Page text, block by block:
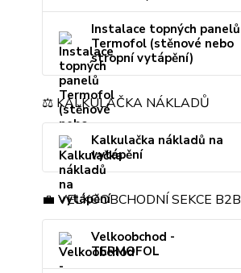
Instalace topných panelů
Termofol (stěnové nebo
stropní vytápění)
⚖️ KALKULAČKA NÁKLADŮ
Kalkulačka nákladů na
vytápění
💼 VELKOOBCHODNÍ SEKCE B2B
Velkoobchod -
TERMOFOL